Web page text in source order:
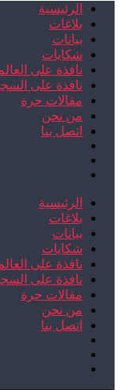
الرئيسية
بلاغات
بيانات
شكايات
نافذة على
نافذة على
مقالات حرة
من نحن
اتصل بنا
الرئيسية
بلاغات
بيانات
شكايات
نافذة على
نافذة على
مقالات حرة
من نحن
اتصل بنا